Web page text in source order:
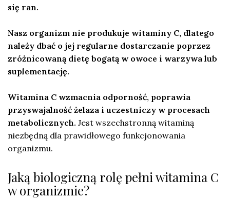
się ran.
Nasz organizm nie produkuje witaminy C, dlatego
należy dbać o jej regularne dostarczanie poprzez
zróżnicowaną dietę bogatą w owoce i warzywa lub
suplementację.
Witamina C wzmacnia odporność, poprawia
przyswajalność żelaza i uczestniczy w procesach
metabolicznych. Jest wszechstronną witaminą
niezbędną dla prawidłowego funkcjonowania
organizmu.
Jaką biologiczną rolę pełni witamina C
w organizmie?